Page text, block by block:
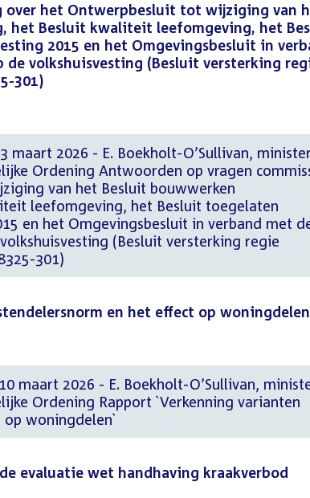
over het Ontwerpbesluit tot wijziging van
het Besluit kwaliteit leefomgeving, het
2015 en het Omgevingsbesluit in
de volkshuisvesting (Besluit versterking
301)
maart 2026 - E. Boekholt-O’Sullivan,
Ordening Antwoorden op vragen
van het Besluit bouwwerken
leefomgeving, het Besluit toegelaten
en het Omgevingsbesluit in verband met
(Besluit versterking regie
301)
en het effect op
maart 2026 - E. Boekholt-O’Sullivan,
Ordening Rapport `Verkenning varianten
woningdelen`
evaluatie wet handhaving kraakverbod